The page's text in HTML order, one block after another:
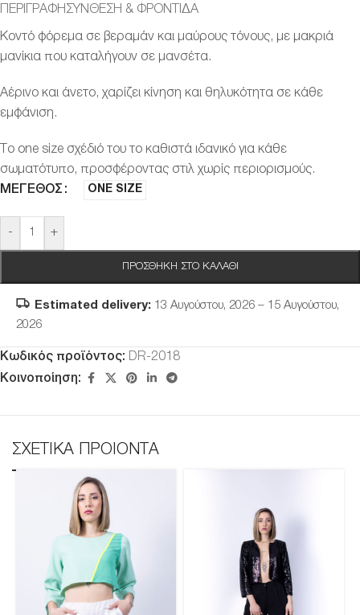
ΠΕΡΙΓΡΑΦΗ ΣΎΝΘΕΣΗ & ΦΡΟΝΤΊΔΑ
Κοντό φόρεμα σε βεραμάν και μαύρους τόνους, με μακριά
μανίκια που καταλήγουν σε μανσέτα.
Αέρινο και άνετο, χαρίζει κίνηση και θηλυκότητα σε κάθε
εμφάνιση.
Το one size σχέδιό του το καθιστά ιδανικό για κάθε
σωματότυπο, προσφέροντας στιλ χωρίς περιορισμούς.
ΜΈΓΕΘΟΣ
ONE SIZE
- +
ΠΡΟΣΘΉΚΗ ΣΤΟ ΚΑΛΆΘΙ
Estimated delivery: 13 Αυγούστου, 2026 – 15 Αυγούστου,
2026
Κωδικός προϊόντος: DR-2018
Κοινοποίηση:
ΣΧΕΤΙΚΑ ΠΡΟΙΟΝΤΑ